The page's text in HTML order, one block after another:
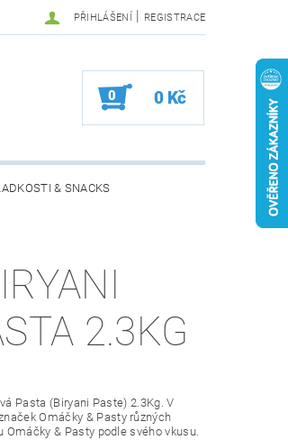
PŘIHLÁŠENÍ | REGISTRACE
0 0 Kč
& SNACKS
2.3KG
Pasta (Biryani Paste) 2.3Kg. V
Omáčky & Pasty různých
Omáčky & Pasty podle svého vkusu.